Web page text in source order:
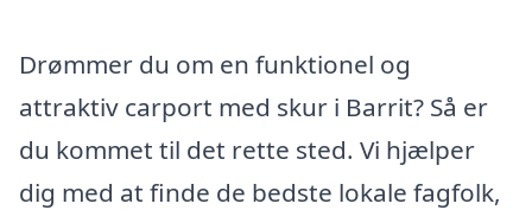
Drømmer du om en funktionel og
attraktiv carport med skur i Barrit? Så er
du kommet til det rette sted. Vi hjælper
dig med at finde de bedste lokale fagfolk,